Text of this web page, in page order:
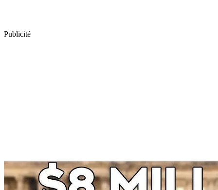
Publicité